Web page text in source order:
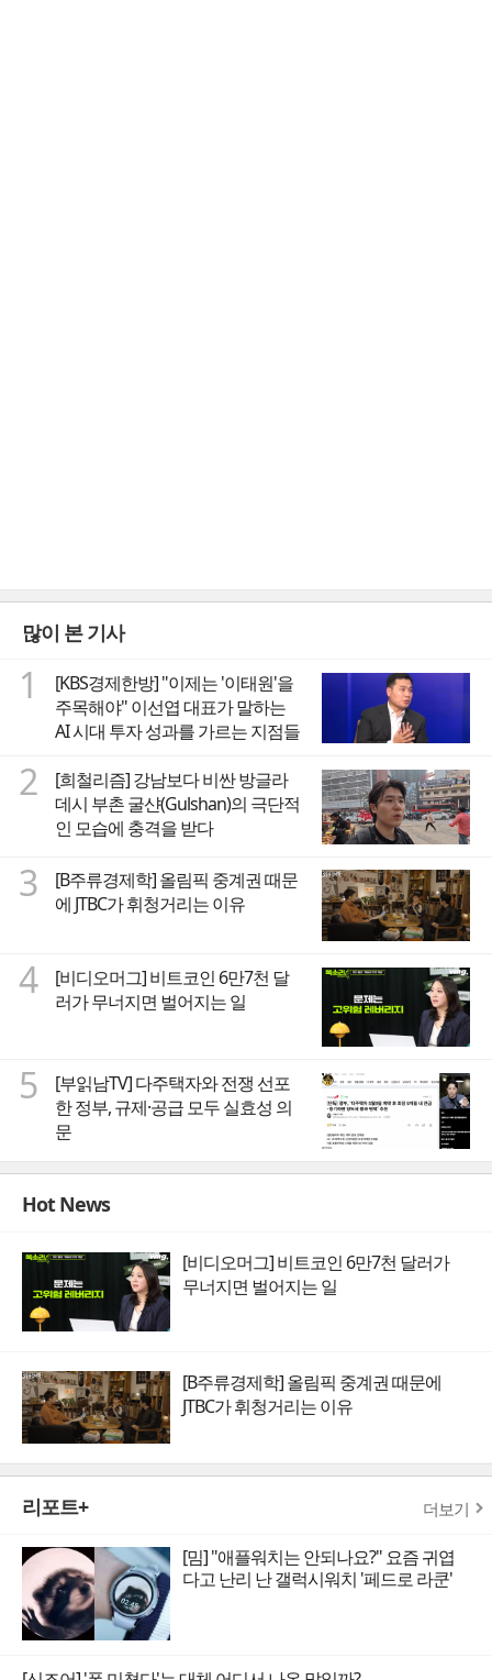
많이 본 기사
1
[KBS경제한방] "이제는 '이태원'을
주목해야" 이선엽 대표가 말하는
AI 시대 투자 성과를 가르는 지점들
2
[희철리즘] 강남보다 비싼 방글라
데시 부촌 굴샨(Gulshan)의 극단적
인 모습에 충격을 받다
3
[B주류경제학] 올림픽 중계권 때문
에 JTBC가 휘청거리는 이유
4
[비디오머그] 비트코인 6만7천 달
러가 무너지면 벌어지는 일
5
[부읽남TV] 다주택자와 전쟁 선포
한 정부, 규제·공급 모두 실효성 의
문
Hot News
[비디오머그] 비트코인 6만7천 달러가
무너지면 벌어지는 일
[B주류경제학] 올림픽 중계권 때문에
JTBC가 휘청거리는 이유
리포트+ 더보기
[밈] "애플워치는 안되나요?" 요즘 귀엽
다고 난리 난 갤럭시워치 '페드로 라쿤'